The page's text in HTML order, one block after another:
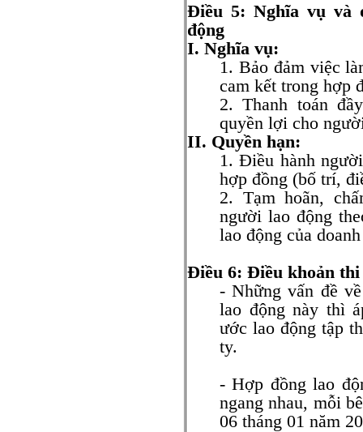
Điều 5: Nghĩa vụ và
động
I. Nghĩa vụ:
1. Bảo đảm việc
cam kết trong hợp
2. Thanh toán
quyền lợi cho
II. Quyền hạn:
1. Điều hành
hợp đồng (bố trí,
2. Tạm hoãn,
người lao động
lao động của
Điều 6: Điều khoản thi
- Những vấn đề
lao động này thì
ước lao động tập
ty.
- Hợp đồng lao
ngang nhau, mỗi
06 tháng 01 năm